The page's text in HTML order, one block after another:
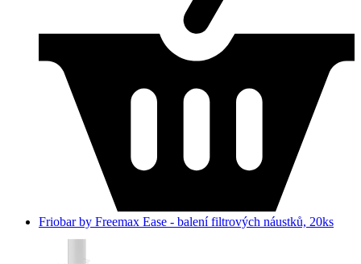
Friobar by Freemax Ease - balení filtrových náustků, 20ks